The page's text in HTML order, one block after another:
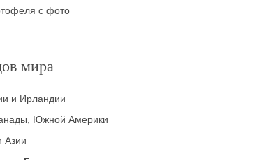
с фото
мира
и Ирландии
Южной Америки
Азии